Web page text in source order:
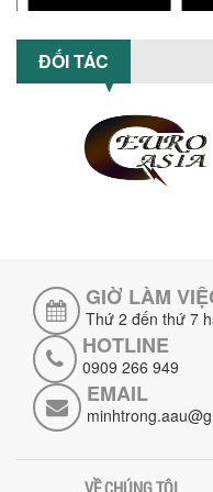
ĐỐI TÁC
GIỜ LÀM
Thứ 2 đến thứ 7
HOTLINE
0909 266 949
EMAIL
VỀ CHÚNG TÔI